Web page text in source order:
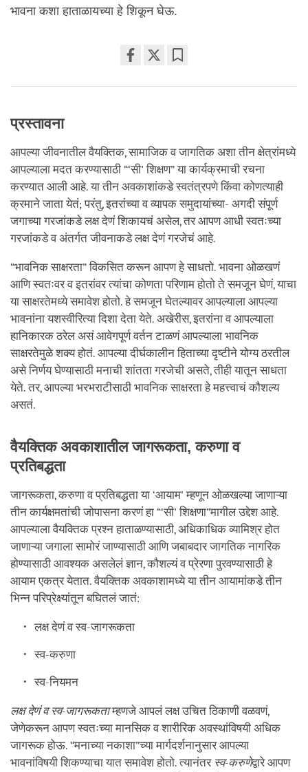
भावना कशा हाताळायच्या हे शिकून घेऊ.
on
प्रस्तावना
आपल्या जीवनातील वैयक्तिक, सामाजिक व जागतिक अशा तीन क्षेत्रांमध्ये
आपल्याला मदत करण्यासाठी “‘सी’ शिक्षण” या कार्यक्रमाची रचना
करण्यात आली आहे. या तीन अवकाशांकडे स्वतंत्रपणे किंवा कोणत्याही
क्रमाने जाता येतं; परंतु, इतरांच्या व व्यापक समुदायांच्या- अगदी संपूर्ण
जगाच्या गरजांकडे लक्ष देणं शिकायचं असेल, तर आपण आधी स्वतःच्या
गरजांकडे व अंतर्गत जीवनाकडे लक्ष देणं गरजेचं आहे.
“भावनिक साक्षरता” विकसित करून आपण हे साधतो. भावना ओळखणं
आणि स्वतःवर व इतरांवर त्यांचा कोणता परिणाम होतो ते समजून घेणं, याचा
या साक्षरतेमध्ये समावेश होतो. हे समजून घेतल्यावर आपल्याला आपल्या
भावनांना यशस्वीरित्या दिशा देता येते. अखेरीस, इतरांना व आपल्याला
हानिकारक ठरेल असं आवेगपूर्ण वर्तन टाळणं आपल्याला भावनिक
साक्षरतेमुळे शक्य होतं. आपल्या दीर्घकालीन हिताच्या दृष्टीने योग्य ठरतील
असे निर्णय घेण्यासाठी मनाची शांतता गरजेची असते, तीही यातून साधता
येते. तर, आपल्या भरभराटीसाठी भावनिक साक्षरता हे महत्त्वाचं कौशल्य
असतं.
वैयक्तिक अवकाशातील जागरूकता, करुणा व
प्रतिबद्धता
जागरूकता, करुणा व प्रतिबद्धता या ‘आयाम’ म्हणून ओळखल्या जाणाऱ्या
तीन कार्यक्षमतांची जोपासना करणं हा “‘सी’ शिक्षणा”मागील उद्देश आहे.
आपल्याला वैयक्तिक प्रश्न हाताळण्यासाठी, अधिकाधिक व्यामिश्र होत
जाणाऱ्या जगाला सामोरं जाण्यासाठी आणि जबाबदार जागतिक नागरिक
होण्यासाठी आवश्यक असलेलं ज्ञान, कौशल्यं व प्रेरणा पुरवण्यासाठी हे
आयाम एकत्र येतात. वैयक्तिक अवकाशामध्ये या तीन आयामांकडे तीन
भिन्न परिप्रेक्ष्यांतून बघितलं जातं:
लक्ष देणं व स्व-जागरूकता
स्व-करुणा
स्व-नियमन
लक्ष देणं व स्व-जागरूकताम्हणजे आपलं लक्ष उचित ठिकाणी वळवणं,
जेणेकरून आपण स्वतःच्या मानसिक व शारीरिक अवस्थांविषयी अधिक
जागरूक होऊ. “मनाच्या नकाशा”च्या मार्गदर्शनानुसार आपल्या
भावनांविषयी शिकण्याचा यात समावेश होतो. त्यानंतर स्व-करुणेद्वारे आपण